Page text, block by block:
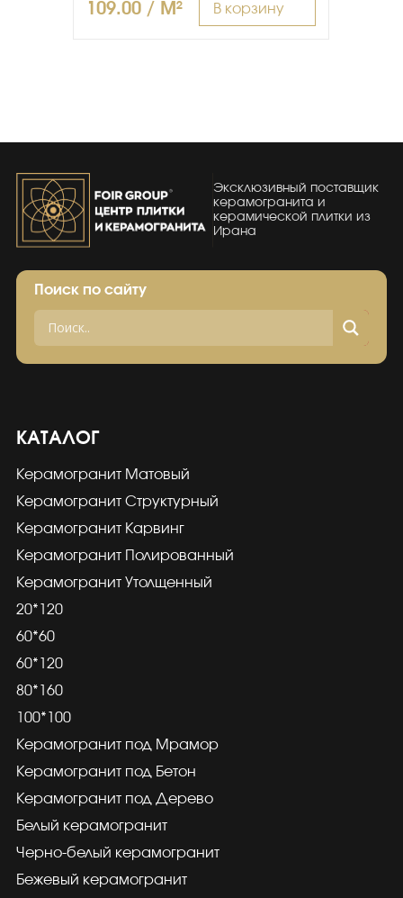
109.00 / M² В корзину
Эксклюзивный поставщик
керамогранита и
керамической плитки из
Ирана
Поиск по сайту
КАТАЛОГ
Керамогранит Матовый
Керамогранит Структурный
Керамогранит Карвинг
Керамогранит Полированный
Керамогранит Утолщенный
20*120
60*60
60*120
80*160
100*100
Керамогранит под Мрамор
Керамогранит под Бетон
Керамогранит под Дерево
Белый керамогранит
Черно-белый керамогранит
Бежевый керамогранит